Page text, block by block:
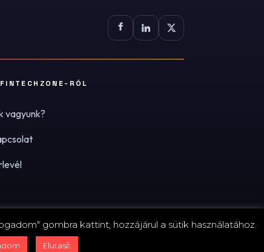
RÓL
vagyunk?
· Adatvédelmi tájékoztató (PDF) Süti-beállítások
gombra kattint, hozzájárul a sütik használatához.
Elutasít